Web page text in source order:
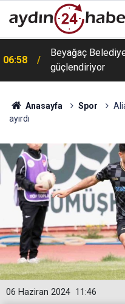
06:58
Beyağaç
güçlendiriyor
Anasayfa Spor
ayırdı
11:46
06 Haziran 2024